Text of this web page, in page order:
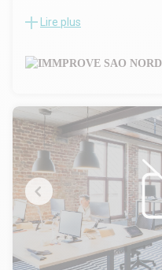
Nous vous proposons à la
face du Parc de Sceaux,
état, climatisés,
Ces espaces de travail
façade de l'A86.
Ces bureaux font partie
standing sécurisé,
de la station de RER B
de TVM qui relie le RER C à
tramway 10 en direction de
Les locaux sont équipés
connectivité haut débit.
parkings en sous-sol pour
Lire plus